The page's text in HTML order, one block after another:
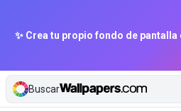
✨ Crea tu propio fondo de pantalla
Buscar